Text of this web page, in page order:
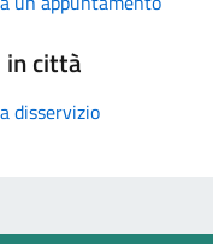
in città
disservizio